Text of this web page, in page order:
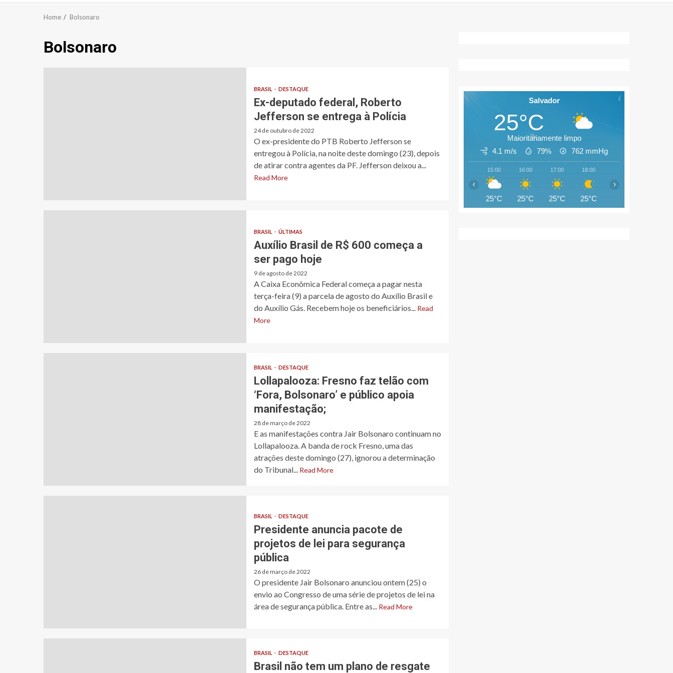
Home Bolsonaro
Bolsonaro
BRASIL DESTAQUE
Ex-deputado federal, Roberto
Jefferson se entrega à Polícia
24 de outubro de 2022
O ex-presidente do PTB Roberto Jefferson se
entregou à Polícia, na noite deste domingo (23), depois
de atirar contra agentes da PF. Jefferson deixou a...
Read More
BRASIL ÚLTIMAS
Auxílio Brasil de R$ 600 começa a
ser pago hoje
9 de agosto de 2022
A Caixa Econômica Federal começa a pagar nesta
terça-feira (9) a parcela de agosto do Auxílio Brasil e
do Auxílio Gás. Recebem hoje os beneficiários...
Read
More
BRASIL DESTAQUE
Lollapalooza: Fresno faz telão com
‘Fora, Bolsonaro’ e público apoia
manifestação;
28 de março de 2022
E as manifestações contra Jair Bolsonaro continuam no
Lollapalooza. A banda de rock Fresno, uma das
atrações deste domingo (27), ignorou a determinação
do Tribunal...
Read More
BRASIL DESTAQUE
Presidente anuncia pacote de
projetos de lei para segurança
pública
26 de março de 2022
O presidente Jair Bolsonaro anunciou ontem (25) o
envio ao Congresso de uma série de projetos de lei na
área de segurança pública. Entre as...
Read More
BRASIL DESTAQUE
Brasil não tem um plano de resgate
Salvador
25°C
Maioritariamente limpo
4.1 m/s
79% 762 mmHg
15:00
25°C
16:00
25°C
17:00
25°C
18:00
25°C
‹ ›